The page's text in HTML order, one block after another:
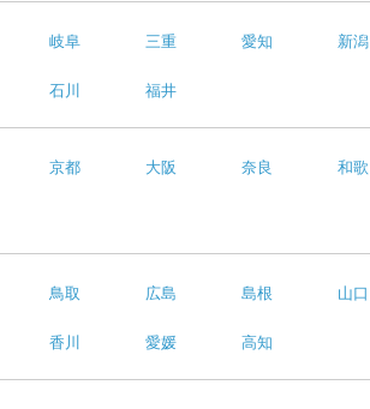
岐阜 三重 愛知 新潟
石川 福井
京都 大阪 奈良 和
鳥取 広島 島根 山口
香川 愛媛 高知